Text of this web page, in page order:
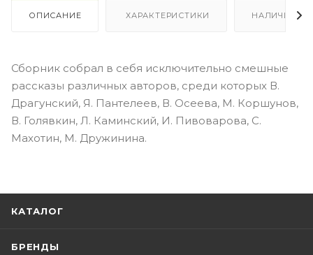
ОПИСАНИЕ ХАРАКТЕРИСТИКИ НАЛИЧИЕ
Сборник собрал в себя исключительно смешные
рассказы различных авторов, среди которых В.
Драгунский, Я. Пантелеев, В. Осеева, М. Коршунов,
В. Голявкин, Л. Каминский, И. Пивоварова, С.
Махотин, М. Дружинина.
КАТАЛОГ
БРЕНДЫ